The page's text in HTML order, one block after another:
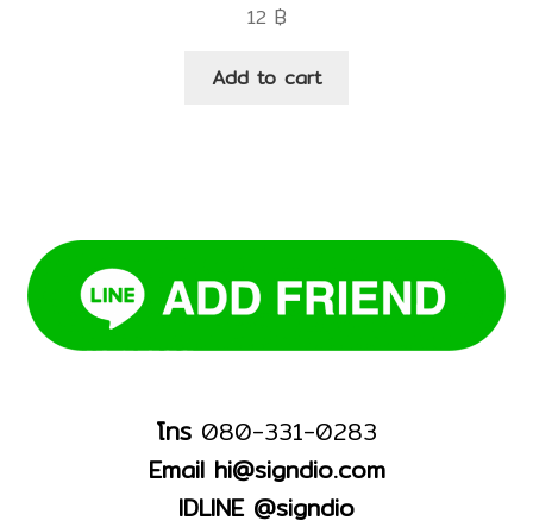
12 ฿
Add to cart
โทร 080-331-0283
Email hi@signdio.com
IDLINE @signdio